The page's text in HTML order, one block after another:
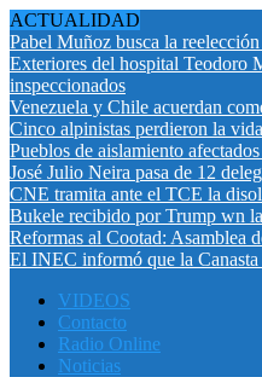
ACTUALIDAD
Pabel Muñoz busca la
Exteriores del hospital Teodoro
inspeccionados
Venezuela y Chile acuerdan
Cinco alpinistas perdieron la
Pueblos de aislamiento
José Julio Neira pasa de 12
CNE tramita ante el TCE la
Bukele recibido por Trump wn
Reformas al Cootad: Asamblea
El INEC informó que la
VIDEOS
Contacto
Radio Online
Noticias